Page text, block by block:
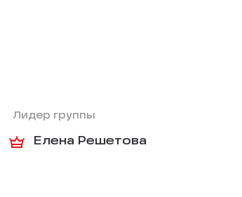
Лидер группы
Елена Решетова